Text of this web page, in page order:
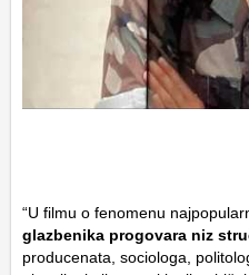
“U filmu o fenomenu
glazbenika progovara niz
producenata, sociologa,